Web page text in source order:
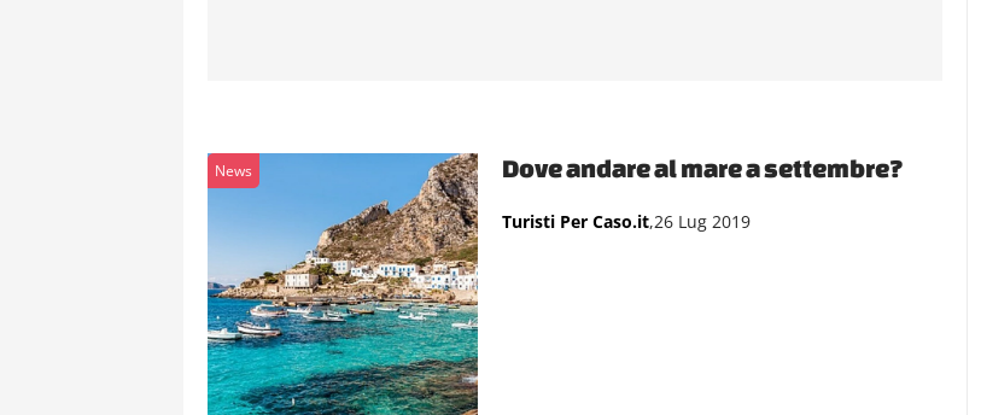
News Dove andare al mare a settembre?
Turisti Per Caso.it,26 Lug 2019